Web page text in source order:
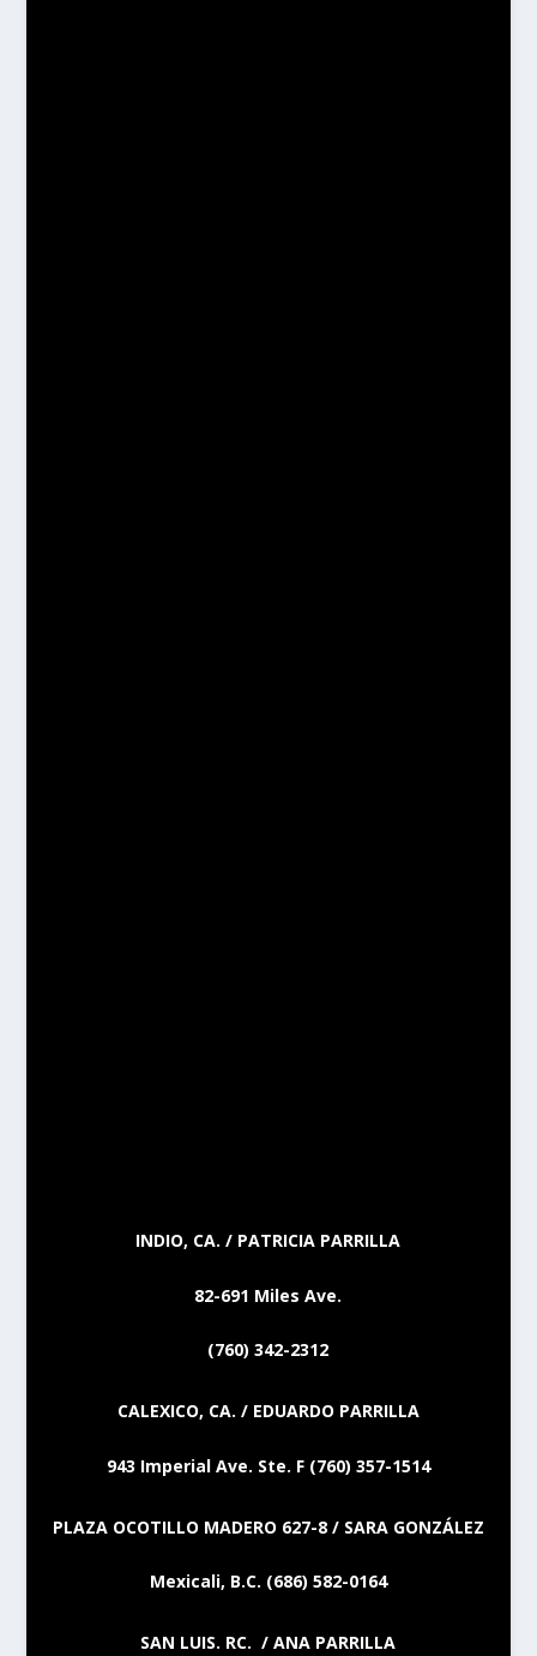
INDIO, CA. / PATRICIA PARRILLA
82-691 Miles Ave.
(760) 342-2312
CALEXICO, CA. / EDUARDO PARRILLA
943 Imperial Ave. Ste. F (760) 357-1514
PLAZA OCOTILLO MADERO 627-8 / SARA GONZÁLEZ
Mexicali, B.C. (686) 582-0164
SAN LUIS. RC. / ANA PARRILLA